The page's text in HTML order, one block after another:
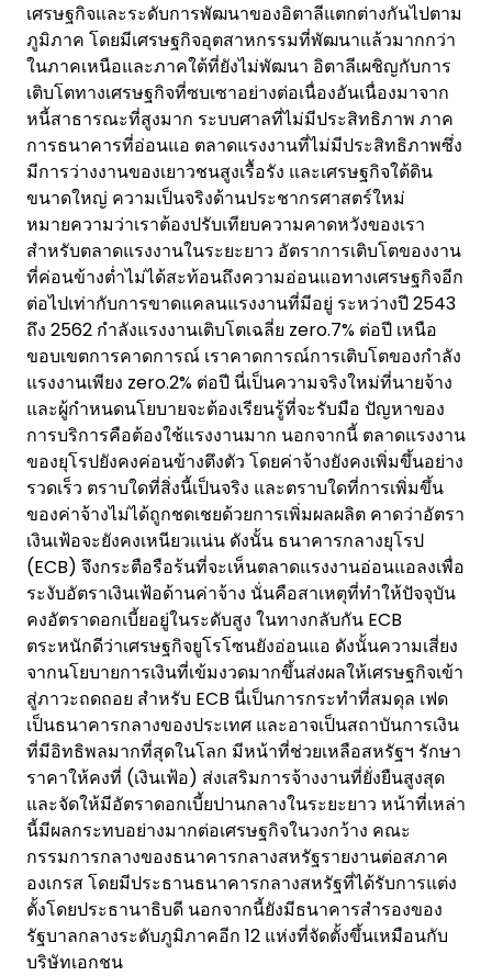
เศรษฐกิจและระดับการพัฒนาของอิตาลีแตกต่างกันไปตาม
ภูมิภาค โดยมีเศรษฐกิจอุตสาหกรรมที่พัฒนาแล้วมากกว่า
ในภาคเหนือและภาคใต้ที่ยังไม่พัฒนา อิตาลีเผชิญกับการ
เติบโตทางเศรษฐกิจที่ซบเซาอย่างต่อเนื่องอันเนื่องมาจาก
หนี้สาธารณะที่สูงมาก ระบบศาลที่ไม่มีประสิทธิภาพ ภาค
การธนาคารที่อ่อนแอ ตลาดแรงงานที่ไม่มีประสิทธิภาพซึ่ง
มีการว่างงานของเยาวชนสูงเรื้อรัง และเศรษฐกิจใต้ดิน
ขนาดใหญ่ ความเป็นจริงด้านประชากรศาสตร์ใหม่
หมายความว่าเราต้องปรับเทียบความคาดหวังของเรา
สำหรับตลาดแรงงานในระยะยาว อัตราการเติบโตของงาน
ที่ค่อนข้างต่ำไม่ได้สะท้อนถึงความอ่อนแอทางเศรษฐกิจอีก
ต่อไปเท่ากับการขาดแคลนแรงงานที่มีอยู่ ระหว่างปี 2543
ถึง 2562 กำลังแรงงานเติบโตเฉลี่ย zero.7% ต่อปี เหนือ
ขอบเขตการคาดการณ์ เราคาดการณ์การเติบโตของกำลัง
แรงงานเพียง zero.2% ต่อปี นี่เป็นความจริงใหม่ที่นายจ้าง
และผู้กำหนดนโยบายจะต้องเรียนรู้ที่จะรับมือ ปัญหาของ
การบริการคือต้องใช้แรงงานมาก นอกจากนี้ ตลาดแรงงาน
ของยุโรปยังคงค่อนข้างตึงตัว โดยค่าจ้างยังคงเพิ่มขึ้นอย่าง
รวดเร็ว ตราบใดที่สิ่งนี้เป็นจริง และตราบใดที่การเพิ่มขึ้น
ของค่าจ้างไม่ได้ถูกชดเชยด้วยการเพิ่มผลผลิต คาดว่าอัตรา
เงินเฟ้อจะยังคงเหนียวแน่น ดังนั้น ธนาคารกลางยุโรป
(ECB) จึงกระตือรือร้นที่จะเห็นตลาดแรงงานอ่อนแอลงเพื่อ
ระงับอัตราเงินเฟ้อด้านค่าจ้าง นั่นคือสาเหตุที่ทำให้ปัจจุบัน
คงอัตราดอกเบี้ยอยู่ในระดับสูง ในทางกลับกัน ECB
ตระหนักดีว่าเศรษฐกิจยูโรโซนยังอ่อนแอ ดังนั้นความเสี่ยง
จากนโยบายการเงินที่เข้มงวดมากขึ้นส่งผลให้เศรษฐกิจเข้า
สู่ภาวะถดถอย สำหรับ ECB นี่เป็นการกระทำที่สมดุล เฟด
เป็นธนาคารกลางของประเทศ และอาจเป็นสถาบันการเงิน
ที่มีอิทธิพลมากที่สุดในโลก มีหน้าที่ช่วยเหลือสหรัฐฯ รักษา
ราคาให้คงที่ (เงินเฟ้อ) ส่งเสริมการจ้างงานที่ยั่งยืนสูงสุด
และจัดให้มีอัตราดอกเบี้ยปานกลางในระยะยาว หน้าที่เหล่า
นี้มีผลกระทบอย่างมากต่อเศรษฐกิจในวงกว้าง คณะ
กรรมการกลางของธนาคารกลางสหรัฐรายงานต่อสภาค
องเกรส โดยมีประธานธนาคารกลางสหรัฐที่ได้รับการแต่ง
ตั้งโดยประธานาธิบดี นอกจากนี้ยังมีธนาคารสำรองของ
รัฐบาลกลางระดับภูมิภาคอีก 12 แห่งที่จัดตั้งขึ้นเหมือนกับ
บริษัทเอกชน